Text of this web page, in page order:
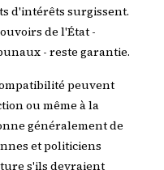
d'intérêts surgissent.
de l'État -
- reste garantie.
peuvent
ou même à la
généralement de
et politiciens
s'ils devraient